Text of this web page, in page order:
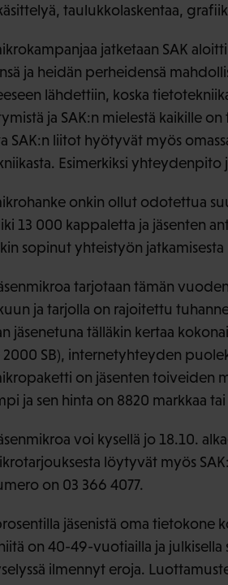
taulukkolaskentaa,
jatketaan SAK
ja heidän perheidensä
lähdettiin, koska
ja SAK:n mielestä kaikille
SAK:n liitot hyötyvät myös
Esimerkiksi yhteydenpito
onkin ollut odotettua
13 000 kappaletta ja jäsenten
sopinut yhteistyön
tarjotaan tämän
ja tarjolla on rajoitettu
jäsenetuna tälläkin kertaa
SB), internetyhteyden
on jäsenten toiveiden
ja sen hinta on 8820 markkaa
voi kysellä jo 18.10.
löytyvät myös
on 03 366 4077.
jäsenistä oma tietokone
on 40-49-vuotiailla ja
ilmennyt eroja.